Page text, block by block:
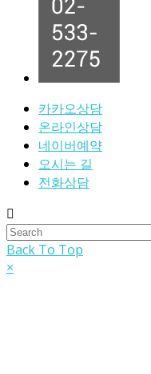
카카오상담
온라인상담
네이버예약
오시는 길
전화상담
Back To Top
×